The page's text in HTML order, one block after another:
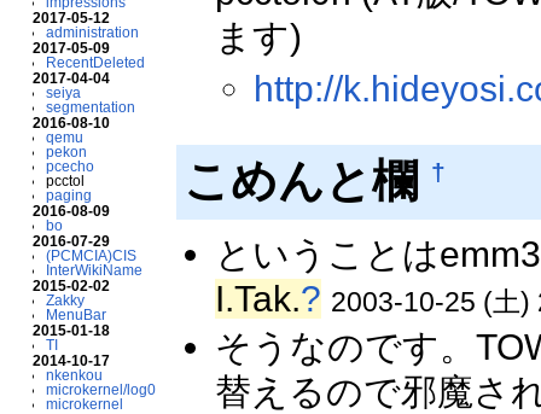
2017-05-12
administration
2017-05-09
RecentDeleted
2017-04-04
seiya
segmentation
2016-08-10
qemu
pekon
pcecho
pcctol
paging
2016-08-09
bo
2016-07-29
(PCMCIA)CIS
InterWikiName
2015-02-02
Zakky
MenuBar
2015-01-18
TI
2014-10-17
nkenkou
microkernel/log0
microkernel
ます)
http://
こめんと欄 †
ということは
I.Tak.? 2003-10-25 (土)
そうなのです。
替えるので邪魔さ